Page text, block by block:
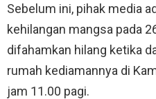
Sebelum ini, pihak media
kehilangan mangsa pada
difahamkan hilang ketika
rumah kediamannya di
jam 11.00 pagi.